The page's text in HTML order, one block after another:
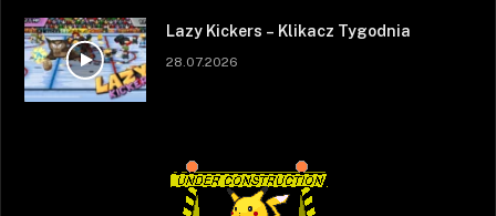
Lazy Kickers – Klikacz Tygodnia
28.07.2026